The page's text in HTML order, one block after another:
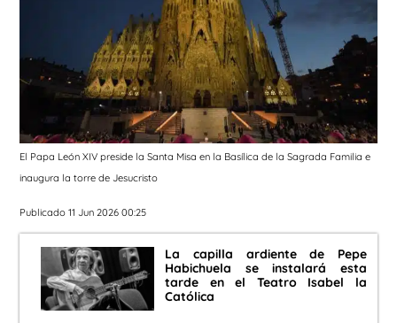
El Papa León XIV preside la Santa Misa en la Basílica de la Sagrada Familia e
inaugura la torre de Jesucristo
Publicado 11 Jun 2026 00:25
La capilla ardiente de Pepe
Habichuela se instalará esta
tarde en el Teatro Isabel la
Católica